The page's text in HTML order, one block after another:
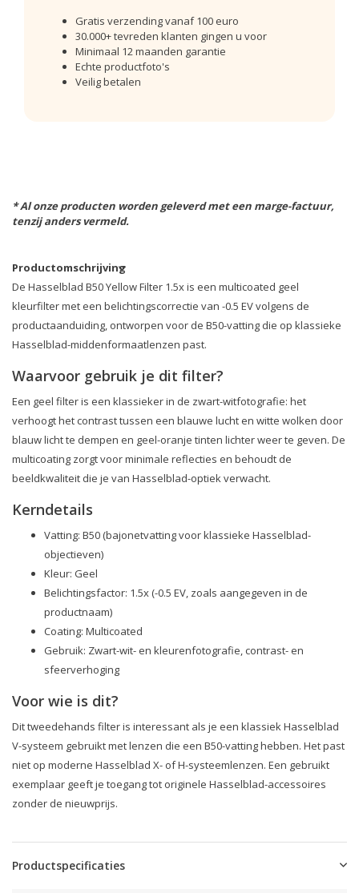
Gratis verzending vanaf 100 euro
30.000+ tevreden klanten gingen u voor
Minimaal 12 maanden garantie
Echte productfoto's
Veilig betalen
* Al onze producten worden geleverd met een marge-factuur,
tenzij anders vermeld.
Productomschrijving
De Hasselblad B50 Yellow Filter 1.5x is een multicoated geel
kleurfilter met een belichtingscorrectie van -0.5 EV volgens de
productaanduiding, ontworpen voor de B50-vatting die op klassieke
Hasselblad-middenformaatlenzen past.
Waarvoor gebruik je dit filter?
Een geel filter is een klassieker in de zwart-witfotografie: het
verhoogt het contrast tussen een blauwe lucht en witte wolken door
blauw licht te dempen en geel-oranje tinten lichter weer te geven. De
multicoating zorgt voor minimale reflecties en behoudt de
beeldkwaliteit die je van Hasselblad-optiek verwacht.
Kerndetails
Vatting: B50 (bajonetvatting voor klassieke Hasselblad-
objectieven)
Kleur: Geel
Belichtingsfactor: 1.5x (-0.5 EV, zoals aangegeven in de
productnaam)
Coating: Multicoated
Gebruik: Zwart-wit- en kleurenfotografie, contrast- en
sfeerverhoging
Voor wie is dit?
Dit tweedehands filter is interessant als je een klassiek Hasselblad
V-systeem gebruikt met lenzen die een B50-vatting hebben. Het past
niet op moderne Hasselblad X- of H-systeemlenzen. Een gebruikt
exemplaar geeft je toegang tot originele Hasselblad-accessoires
zonder de nieuwprijs.
Productspecificaties